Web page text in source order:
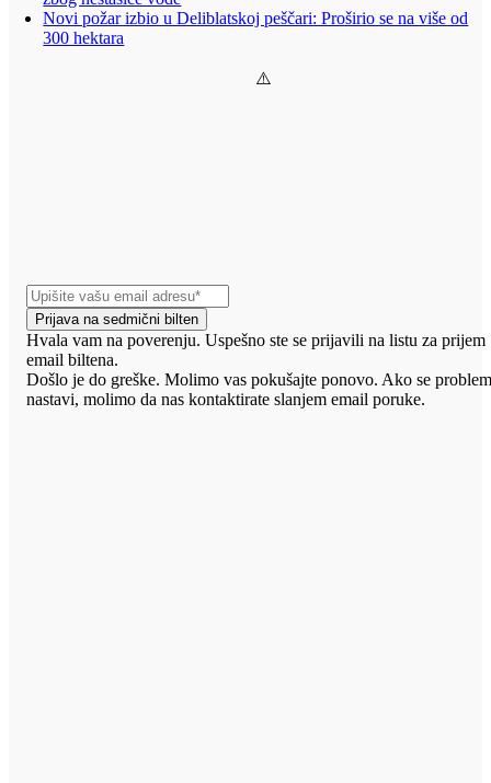
Novi požar izbio u Deliblatskoj peščari: Proširio se na više od
300 hektara
Prijava na sedmični bilten
Hvala vam na poverenju. Uspešno ste se prijavili na listu za prijem
email biltena.
Došlo je do greške. Molimo vas pokušajte ponovo. Ako se
nastavi, molimo da nas kontaktirate slanjem email poruke.